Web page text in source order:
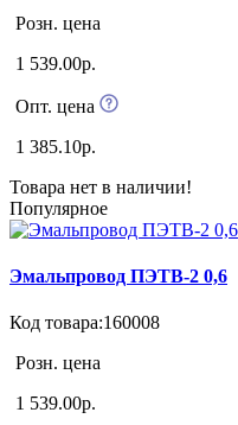
Розн. цена
1 539.00р.
Опт. цена
1 385.10р.
Товара нет в наличии!
Популярное
Эмальпровод ПЭТВ-2 0,6
Код товара:160008
Розн. цена
1 539.00р.